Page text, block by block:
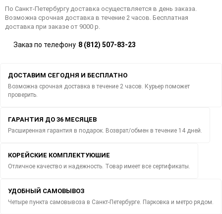
По Санкт-Петербургу доставка осуществляется в день заказа.
Возможна срочная доставка в течение 2 часов. Бесплатная
доставка при заказе от 9000 р.
Заказ по телефону 8 (812) 507-83-23
ДОСТАВИМ СЕГОДНЯ И БЕСПЛАТНО
Возможна срочная доставка в течение 2 часов. Курьер поможет
проверить.
ГАРАНТИЯ ДО 36 МЕСЯЦЕВ
Расширенная гарантия в подарок. Возврат/обмен в течение 14 дней.
КОРЕЙСКИЕ КОМПЛЕКТУЮШИЕ
Отличное качество и надежность. Товар имеет все сертификаты.
УДОБНЫЙ САМОВЫВОЗ
Четыре пункта самовывоза в Санкт-Петербурге. Парковка и метро рядом.